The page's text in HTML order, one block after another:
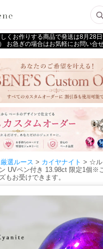
くお作りする商品で発送は
お急ぎの場合はお気軽にお問い合
厳選ルース > カイヤナイト > ☆ル
UVペン付き 13.98ct 限定1個※
もお受けできます。